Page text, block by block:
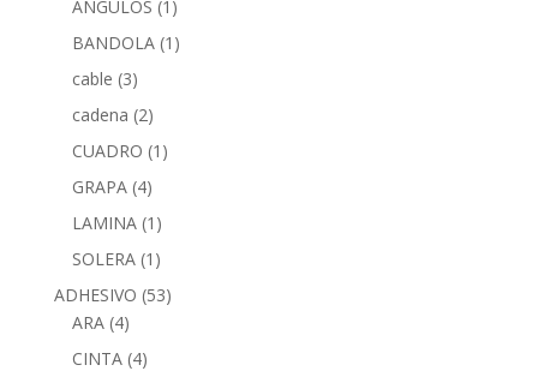
ANGULOS (1)
BANDOLA (1)
cable (3)
cadena (2)
CUADRO (1)
GRAPA (4)
LAMINA (1)
SOLERA (1)
ADHESIVO (53)
ARA (4)
CINTA (4)